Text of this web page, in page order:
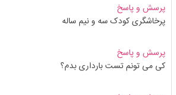
پرسش و پاسخ
پرخاشگری کودک سه و نیم ساله
پرسش و پاسخ
کی می تونم تست بارداری بدم؟